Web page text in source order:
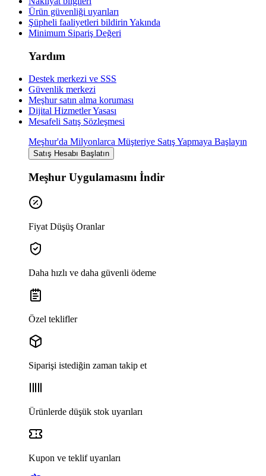
Ürün güvenliği uyarıları
Şüpheli faaliyetleri bildirin Yakında
Minimum Sipariş Değeri
Yardım
Destek merkezi ve SSS
Güvenlik merkezi
Meşhur satın alma koruması
Dijital Hizmetler Yasası
Mesafeli Satış Sözleşmesi
Meşhur'da Milyonlarca Müşteriye Satış Yapmaya Başlayın
Satış Hesabı Başlatın
Meşhur Uygulamasını İndir
Fiyat Düşüş Oranlar
Daha hızlı ve daha güvenli ödeme
Özel teklifler
Siparişi istediğin zaman takip et
Ürünlerde düşük stok uyarıları
Kupon ve teklif uyarıları